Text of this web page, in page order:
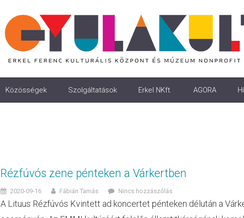
Közösségek Szolgáltatások Erkel NKft. AGORA
Rézfúvós zene pénteken a Várkertben
2020-09-16 Fábián Tamás Nincs hozzászólás
A Lituus Rézfúvós Kvintett ad koncertet pénteken délután a